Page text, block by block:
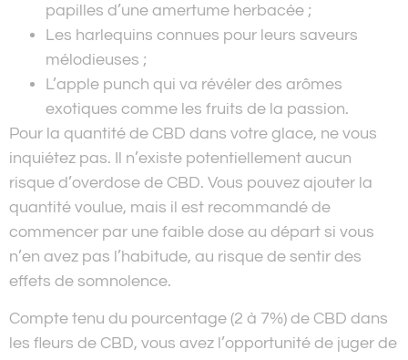
papilles d’une amertume herbacée ;
Les harlequins connues pour leurs saveurs
mélodieuses ;
L’apple punch qui va révéler des arômes
exotiques comme les fruits de la passion.
Pour la quantité de CBD dans votre glace, ne vous
inquiétez pas. Il n’existe potentiellement aucun
risque d’overdose de CBD. Vous pouvez ajouter la
quantité voulue, mais il est recommandé de
commencer par une faible dose au départ si vous
n’en avez pas l’habitude, au risque de sentir des
effets de somnolence.
Compte tenu du pourcentage (2 à 7%) de CBD dans
les fleurs de CBD, vous avez l’opportunité de juger de